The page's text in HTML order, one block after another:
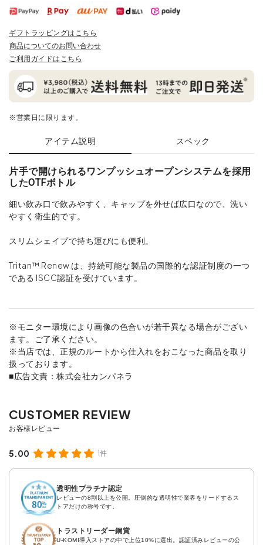
ギフトラッピングはこちら
商品についてのお問い合わせ
ご利用ガイドはこちら
※営業日に限ります。
アイテム説明 スペック
片手で開けられるワンプッシュオープンシステムを採用
したOTFボトル
細い飲み口で飲みやすく、キャップを外せば広口なので、洗い
やすく衛生的です。
スリムシェイプで持ち運びにも便利。
Tritan™ Renew は、持続可能な製品の国際的な認証制度の一つ
である ISCC認証を受けています。
※モニター環境により画像の色合いが若干異なる場合がござい
ます。ご了承ください。
※当店では、正規のルートから仕入れをおこなった商品を取り
扱っております。
■広告文責：株式会社カンパネラ
5.00 1件
透明性プラチナ認定
レビューの8割以上を公開。圧倒的な透明性で業界をリードするス
トアだけの称号です。
トラストリーダー銅賞
U-KOMI導入ストアの中で上位10%に選出。認証済みレビューの公